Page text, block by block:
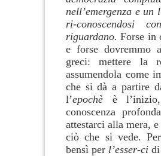
nell’emergenza e
ri-conoscendosi
riguardano. Forse in
e forse dovremmo
greci: mettere la
assumendola come
che si dà a partire
l’epochè è
conoscenza
attestarci alla mera,
ciò che si vede.
bensì per l’esser-ci